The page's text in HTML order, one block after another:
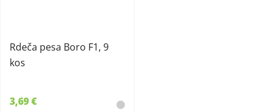
Rdeča pesa Boro F1, 9
kos
3,69 €